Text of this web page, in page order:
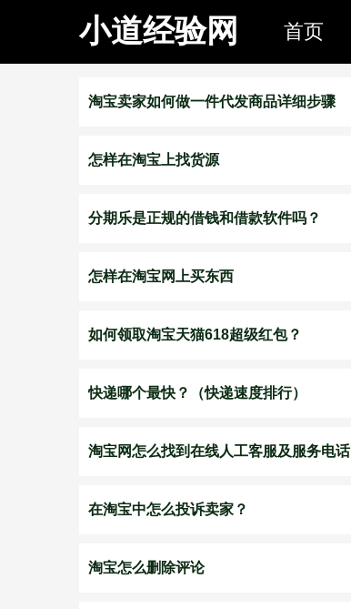
小道经验网 首页
淘宝卖家如何做一件代发商品详细步骤
怎样在淘宝上找货源
分期乐是正规的借钱和借款软件吗？
怎样在淘宝网上买东西
如何领取淘宝天猫618超级红包？
快递哪个最快？（快递速度排行）
淘宝网怎么找到在线人工客服及服务电话
在淘宝中怎么投诉卖家？
淘宝怎么删除评论